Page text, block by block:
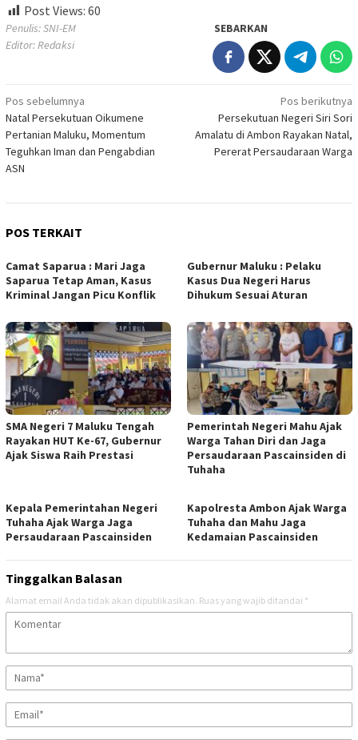
Post Views: 60
Penulis: SNI-EM
Editor: Redaksi
SEBARKAN
Navigasi
pos
Pos sebelumnya
Natal Persekutuan Oikumene
Pertanian Maluku, Momentum
Teguhkan Iman dan Pengabdian
ASN
Pos berikutnya
Persekutuan Negeri Siri Sori
Amalatu di Ambon Rayakan Natal,
Pererat Persaudaraan Warga
POS TERKAIT
Camat Saparua : Mari Jaga
Saparua Tetap Aman, Kasus
Kriminal Jangan Picu Konflik
Gubernur Maluku : Pelaku
Kasus Dua Negeri Harus
Dihukum Sesuai Aturan
SMA Negeri 7 Maluku Tengah
Rayakan HUT Ke-67, Gubernur
Ajak Siswa Raih Prestasi
Pemerintah Negeri Mahu Ajak
Warga Tahan Diri dan Jaga
Persaudaraan Pascainsiden di
Tuhaha
Kepala Pemerintahan Negeri
Tuhaha Ajak Warga Jaga
Persaudaraan Pascainsiden
Kapolresta Ambon Ajak Warga
Tuhaha dan Mahu Jaga
Kedamaian Pascainsiden
Tinggalkan Balasan
Alamat email Anda tidak akan dipublikasikan. Ruas yang wajib ditandai *